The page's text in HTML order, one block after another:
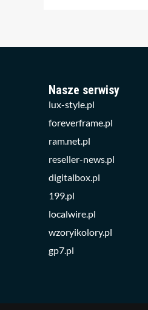
Nasze serwisy
lux-style.pl
foreverframe.pl
ram.net.pl
reseller-news.pl
digitalbox.pl
199.pl
localwire.pl
wzoryikolory.pl
gp7.pl